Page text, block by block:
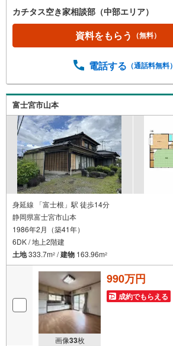
カチタス空き家相談部（中部エリア）
資料をもらう （無料）
電話する （通話料無料）
富士宮市山本
身延線 「富士根」駅 徒歩14分
静岡県富士宮市山本
1986年2月（築41年）
6DK / 地上2階建
土地333.7m2 /建物 163.96m2
画像33枚
990万円
成約でもらえる